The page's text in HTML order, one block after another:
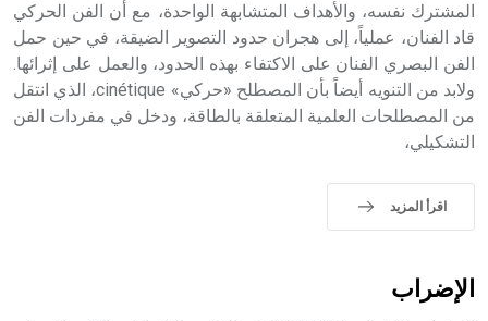
الملوك الذين حكموا مدينة إديسا (الرها) من أبجر الأول وحتى
التاسع، وهم ينتسبون إلى أسرة أوسروين
حيث تقتصر القيمة الصوتية للعلامة الك
المشترك نفسه، والأهداف المتشابهة الواحدة، مع أن الفن الحركي
قاد الفنان، عملياً، إلى هجران حدود التصوير الضيقة، في حين حمل
الفن البصري الفنان على الاكتفاء بهذه الحدود، والعمل على إثرائها.
ولابد من التنويه أيضاً بأن المصطلح «حركي» cinétique، الذي انتقل
من المصطلحات العلمية المتعلقة بالطاقة، ودخل في مفردات الفن
التشكيلي،
اقرأ المزيد
الإضراب